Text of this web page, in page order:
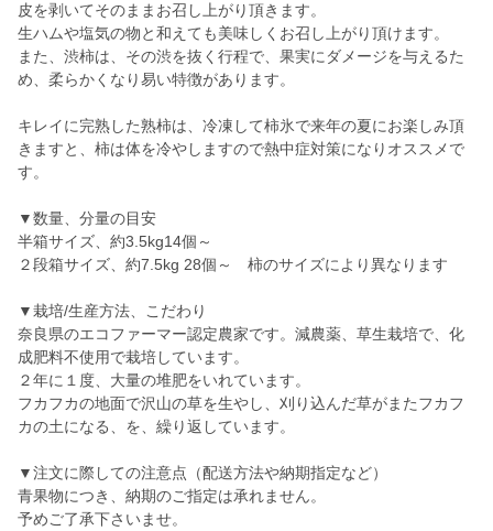
皮を剥いてそのままお召し上がり頂きます。
生ハムや塩気の物と和えても美味しくお召し上がり頂けます。
また、渋柿は、その渋を抜く行程で、果実にダメージを与えるた
め、柔らかくなり易い特徴があります。
キレイに完熟した熟柿は、冷凍して柿氷で来年の夏にお楽しみ頂
きますと、柿は体を冷やしますので熱中症対策になりオススメで
す。
▼数量、分量の目安
半箱サイズ、約3.5kg14個～
２段箱サイズ、約7.5kg 28個～ 柿のサイズにより異なります
▼栽培/生産方法、こだわり
奈良県のエコファーマー認定農家です。減農薬、草生栽培で、化
成肥料不使用で栽培しています。
２年に１度、大量の堆肥をいれています。
フカフカの地面で沢山の草を生やし、刈り込んだ草がまたフカフ
カの土になる、を、繰り返しています。
▼注文に際しての注意点（配送方法や納期指定など）
青果物につき、納期のご指定は承れません。
予めご了承下さいませ。